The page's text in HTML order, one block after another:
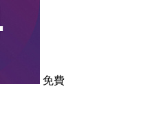
免費